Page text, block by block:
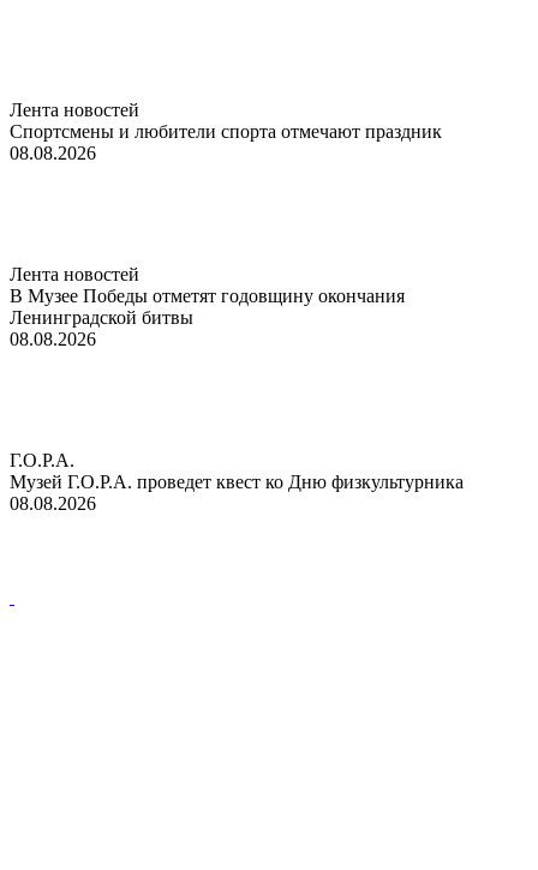
Лента новостей
Спортсмены и любители спорта отмечают праздник
08.08.2026
Лента новостей
В Музее Победы отметят годовщину окончания
Ленинградской битвы
08.08.2026
Г.О.Р.А.
Музей Г.О.Р.А. проведет квест ко Дню физкультурника
08.08.2026